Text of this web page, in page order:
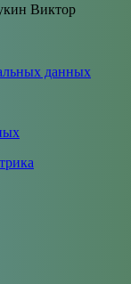
Виктор
данных